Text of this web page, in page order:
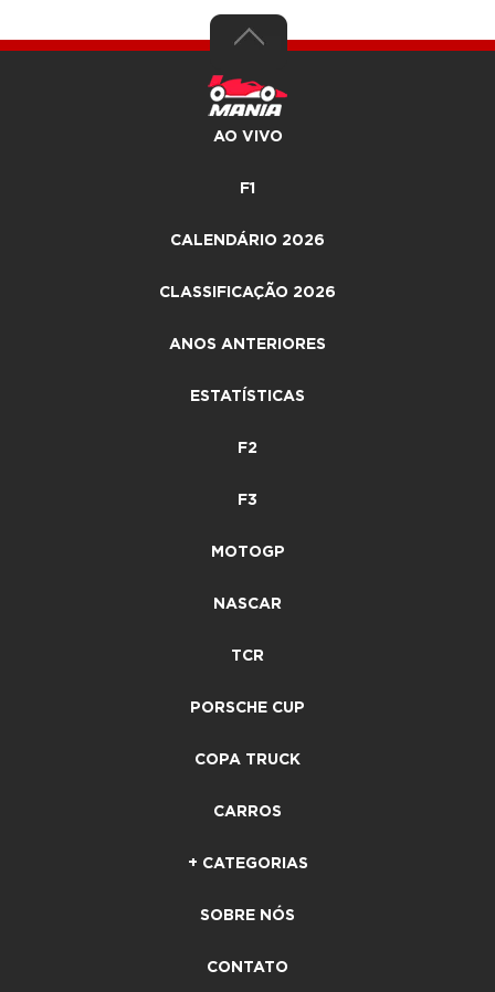
AO VIVO
F1
CALENDÁRIO 2026
CLASSIFICAÇÃO 2026
ANOS ANTERIORES
ESTATÍSTICAS
F2
F3
MOTOGP
NASCAR
TCR
PORSCHE CUP
COPA TRUCK
CARROS
+ CATEGORIAS
SOBRE NÓS
CONTATO